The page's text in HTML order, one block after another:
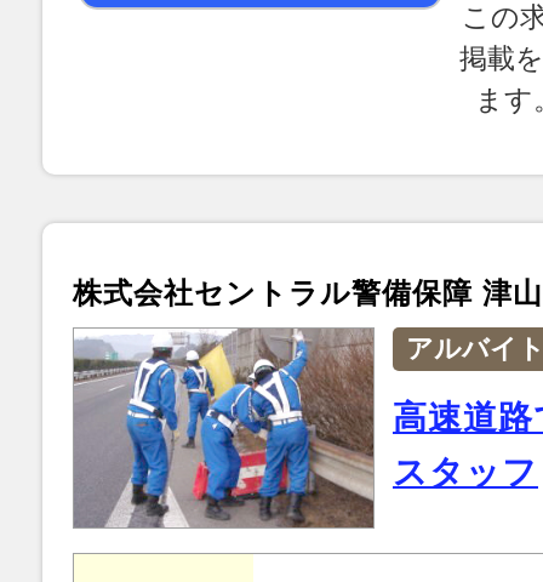
この
掲載
ま
株式会社セントラル警備保障 津
アルバイ
高速道
スタッフ